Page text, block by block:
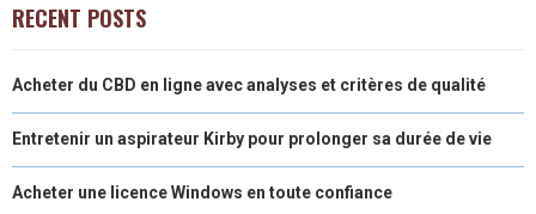
RECENT POSTS
Acheter du CBD en ligne avec analyses et critères de qualité
Entretenir un aspirateur Kirby pour prolonger sa durée de vie
Acheter une licence Windows en toute confiance